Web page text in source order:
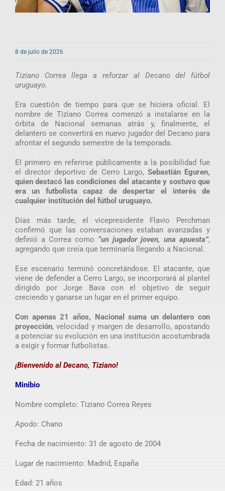
8 de julio de 2026
Tiziano Correa llega a reforzar al Decano del fútbol
uruguayo.
Era cuestión de tiempo para que se hiciera oficial. El
nombre de Tiziano Correa comenzó a instalarse en la
órbita de Nacional semanas atrás y, finalmente, el
delantero se convertirá en nuevo jugador del Decano para
afrontar el segundo semestre de la temporada.
El primero en referirse públicamente a la posibilidad fue
el director deportivo de Cerro Largo, Sebastián Eguren,
quien destacó las condiciones del atacante y sostuvo que
era un futbolista capaz de despertar el interés de
cualquier institución del fútbol uruguayo.
Días más tarde, el vicepresidente Flavio Perchman
confirmó que las conversaciones estaban avanzadas y
definió a Correa como “un jugador joven, una apuesta”,
agregando que creía que terminaría llegando a Nacional.
Ese escenario terminó concretándose. El atacante, que
viene de defender a Cerro Largo, se incorporará al plantel
dirigido por Jorge Bava con el objetivo de seguir
creciendo y ganarse un lugar en el primer equipo.
Con apenas 21 años, Nacional suma un delantero con
proyección, velocidad y margen de desarrollo, apostando
a potenciar su evolución en una institución acostumbrada
a exigir y formar futbolistas.
¡Bienvenido al Decano, Tiziano!
Minibio
Nombre completo: Tiziano Correa Reyes
Apodo: Chano
Fecha de nacimiento: 31 de agosto de 2004
Lugar de nacimiento: Madrid, España
Edad: 21 años